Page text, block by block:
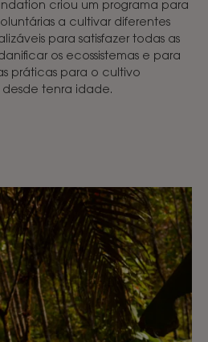
criou um programa para
a cultivar diferentes
para satisfazer todas as
os ecossistemas e para
práticas para o cultivo
tenra idade.